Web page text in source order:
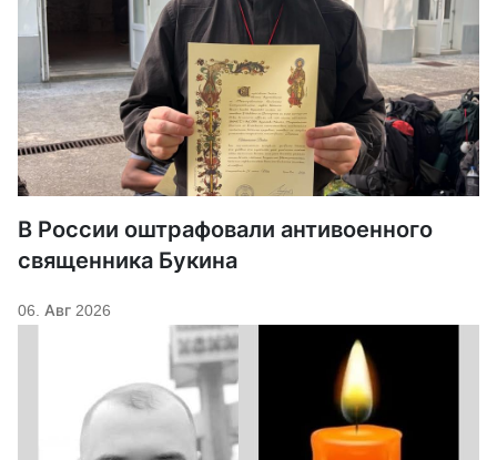
В России оштрафовали антивоенного
священника Букина
06. Авг 2026